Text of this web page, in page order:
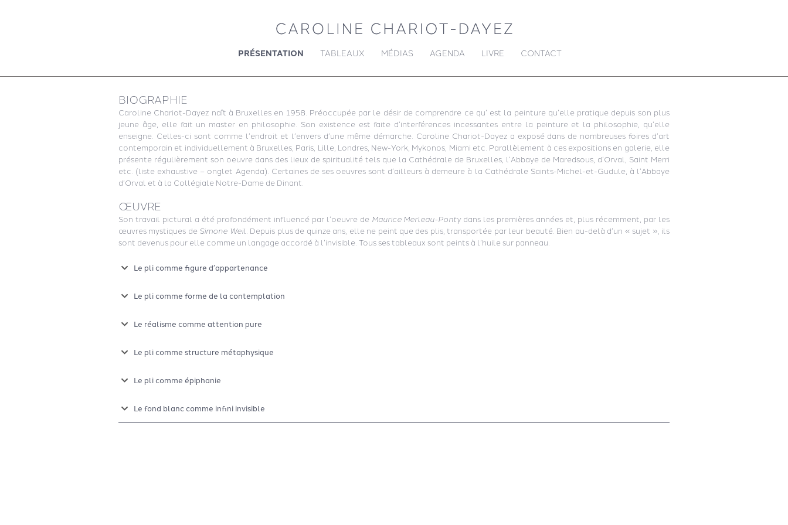
PRÉSENTATION TABLEAUX MÉDIAS AGENDA LIVRE CONTACT
BIOGRAPHIE
Caroline Chariot-Dayez naît à Bruxelles en 1958. Préoccupée par le désir de comprendre ce qu’ est la peinture qu’elle pratique depuis son plus
jeune âge, elle fait un master en philosophie. Son existence est faite d’interférences incessantes entre la peinture et la philosophie, qu’elle
enseigne. Celles-ci sont comme l’endroit et l’envers d’une même démarche. Caroline Chariot-Dayez a exposé dans de nombreuses foires d’art
contemporain et individuellement à Bruxelles, Paris, Lille, Londres, New-York, Mykonos, Miami etc. Parallèlement à ces expositions en galerie, elle
présente régulièrement son oeuvre dans des lieux de spiritualité tels que la Cathédrale de Bruxelles, l’Abbaye de Maredsous, d’Orval, Saint Merri
etc. (liste exhaustive – onglet Agenda). Certaines de ses oeuvres sont d’ailleurs à demeure à la Cathédrale Saints-Michel-et-Gudule, à l’Abbaye
d’Orval et à la Collégiale Notre-Dame de Dinant.
ŒUVRE
Son travail pictural a été profondément influencé par l’oeuvre de Maurice Merleau-Pontydans les premières années et, plus récemment, par les
œuvres mystiques de Simone Weil. Depuis plus de quinze ans, elle ne peint que des plis, transportée par leur beauté. Bien au-delà d’un « sujet », ils
sont devenus pour elle comme un langage accordé à l’invisible. Tous ses tableaux sont peints à l’huile sur panneau.
Le pli comme figure d’appartenance
Le pli comme forme de la contemplation
Le réalisme comme attention pure
Le pli comme structure métaphysique
Le pli comme épiphanie
Le fond blanc comme infini invisible